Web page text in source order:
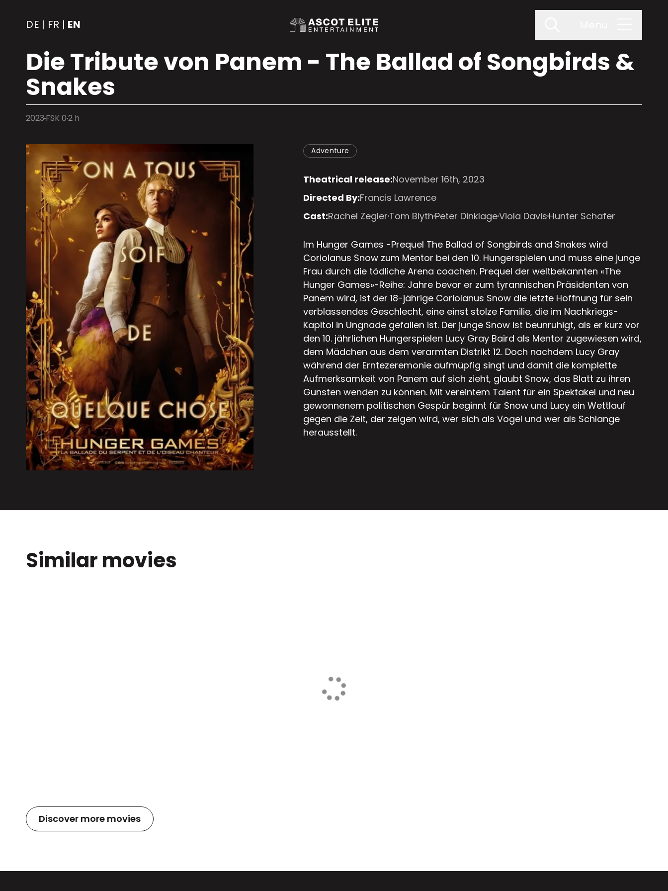
DE | FR | EN
Die Tribute von Panem - The Ballad of Songbirds &
Snakes
2023 FSK 02 h
Adventure
Theatrical release:November 16th, 2023
Directed By:Francis Lawrence
Cast:Rachel ZeglerTom BlythPeter DinklageViola DavisHunter Schafer
Im Hunger Games -Prequel The Ballad of Songbirds and Snakes wird
Coriolanus Snow zum Mentor bei den 10. Hungerspielen und muss eine junge
Frau durch die tödliche Arena coachen. Prequel der weltbekannten «The
Hunger Games»-Reihe: Jahre bevor er zum tyrannischen Präsidenten von
Panem wird, ist der 18-jährige Coriolanus Snow die letzte Hoffnung für sein
verblassendes Geschlecht, eine einst stolze Familie, die im Nachkriegs-
Kapitol in Ungnade gefallen ist. Der junge Snow ist beunruhigt, als er kurz vor
den 10. jährlichen Hungerspielen Lucy Gray Baird als Mentor zugewiesen wird,
dem Mädchen aus dem verarmten Distrikt 12. Doch nachdem Lucy Gray
während der Erntezeremonie aufmüpfig singt und damit die komplette
Aufmerksamkeit von Panem auf sich zieht, glaubt Snow, das Blatt zu ihren
Gunsten wenden zu können. Mit vereintem Talent für ein Spektakel und neu
gewonnenem politischen Gespür beginnt für Snow und Lucy ein Wettlauf
gegen die Zeit, der zeigen wird, wer sich als Vogel und wer als Schlange
herausstellt.
Similar movies
Discover more movies